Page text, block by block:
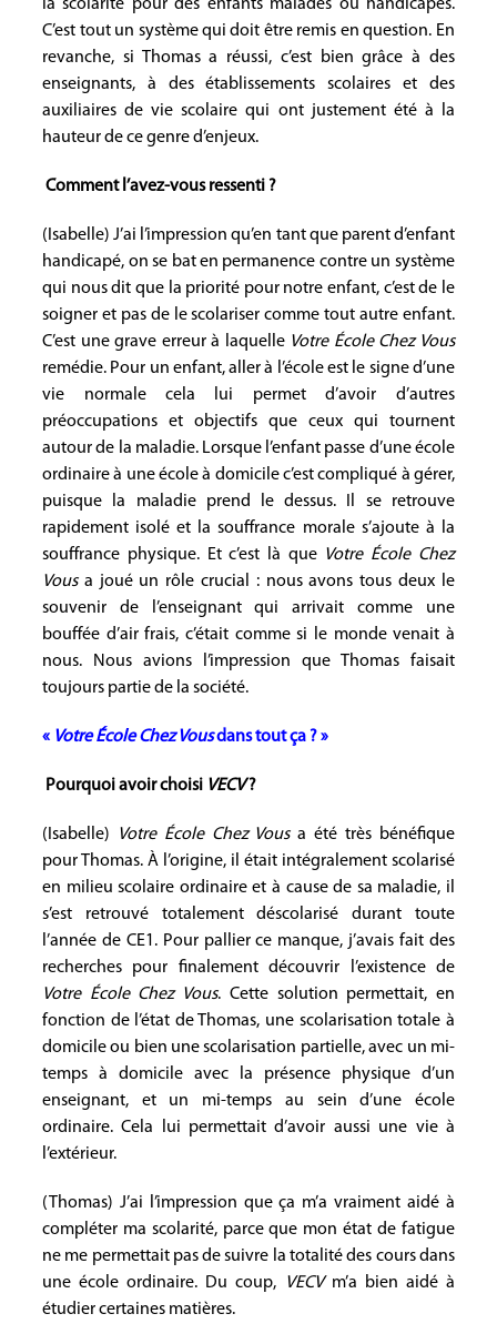
la scolarité pour des enfants malades ou handicapés.
C’est tout un système qui doit être remis en question. En
revanche, si Thomas a réussi, c’est bien grâce à des
enseignants, à des établissements scolaires et des
auxiliaires de vie scolaire qui ont justement été à la
hauteur de ce genre d’enjeux.
Comment l’avez-vous ressenti ?
(Isabelle) J’ai l’impression qu’en tant que parent d’enfant
handicapé, on se bat en permanence contre un système
qui nous dit que la priorité pour notre enfant, c’est de le
soigner et pas de le scolariser comme tout autre enfant.
C’est une grave erreur à laquelle Votre École Chez Vous
remédie. Pour un enfant, aller à l’école est le signe d’une
vie normale cela lui permet d’avoir d’autres
préoccupations et objectifs que ceux qui tournent
autour de la maladie. Lorsque l’enfant passe d’une école
ordinaire à une école à domicile c’est compliqué à gérer,
puisque la maladie prend le dessus. Il se retrouve
rapidement isolé et la souffrance morale s’ajoute à la
souffrance physique. Et c’est là que Votre École Chez
Vousa joué un rôle crucial : nous avons tous deux le
souvenir de l’enseignant qui arrivait comme une
bouffée d’air frais, c’était comme si le monde venait à
nous. Nous avions l’impression que Thomas faisait
toujours partie de la société.
« Votre École Chez Vousdans tout ça ? »
Pourquoi avoir choisi VECV?
(Isabelle) Votre École Chez Vousa été très bénéfique
pour Thomas. À l’origine, il était intégralement scolarisé
en milieu scolaire ordinaire et à cause de sa maladie, il
s’est retrouvé totalement déscolarisé durant toute
l’année de CE1. Pour pallier ce manque, j’avais fait des
recherches pour finalement découvrir l’existence de
Votre École Chez Vous. Cette solution permettait, en
fonction de l’état de Thomas, une scolarisation totale à
domicile ou bien une scolarisation partielle, avec un mi-
temps à domicile avec la présence physique d’un
enseignant, et un mi-temps au sein d’une école
ordinaire. Cela lui permettait d’avoir aussi une vie à
l’extérieur.
(Thomas) J’ai l’impression que ça m’a vraiment aidé à
compléter ma scolarité, parce que mon état de fatigue
ne me permettait pas de suivre la totalité des cours dans
une école ordinaire. Du coup,
VECVm’a bien aidé à
étudier certaines matières.